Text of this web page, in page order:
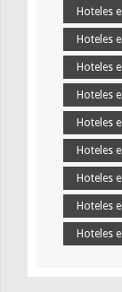
Hoteles
Hoteles
Hoteles
Hoteles
Hoteles
Hoteles
Hoteles
Hoteles
Hoteles